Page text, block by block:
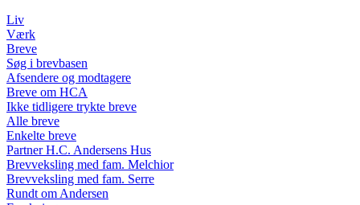
Liv
Værk
Breve
Søg i brevbasen
Afsendere og modtagere
Breve om HCA
Ikke tidligere trykte breve
Alle breve
Enkelte breve
Partner H.C. Andersens Hus
Brevveksling med fam. Melchior
Brevveksling med fam. Serre
Rundt om Andersen